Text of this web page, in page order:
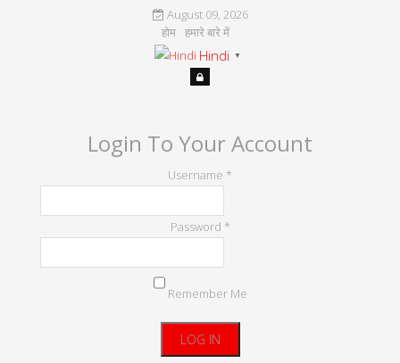
August 09, 2026
होम हमारे बारे में
Hindi ▼
Login To Your Account
Username *
Password *
Remember Me